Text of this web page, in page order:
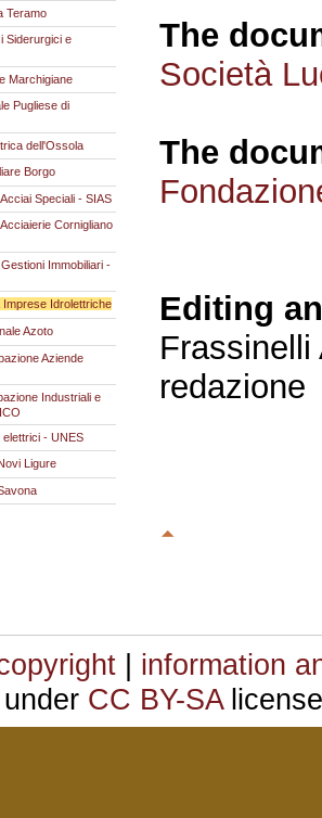
Teramo
Siderurgici e
Marchigiane
Pugliese di
dell'Ossola
Borgo
Speciali - SIAS
Cornigliano
Immobiliari -
Imprese Idrolettriche
Azoto
Aziende
Industriali e
- UNES
Ligure
The
Società
The
Editing
Frassinelli
redazione
| information
CC BY-SA